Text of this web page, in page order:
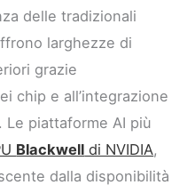
delle tradizionali
larghezze di
grazie
chip e all’integrazione
Le piattaforme AI più
Blackwell di NVIDIA,
dalla disponibilità